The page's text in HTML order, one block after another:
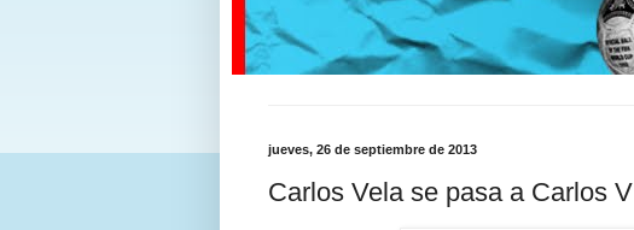
jueves, 26 de septiembre de 2013
Carlos Vela se pasa a Carlos V